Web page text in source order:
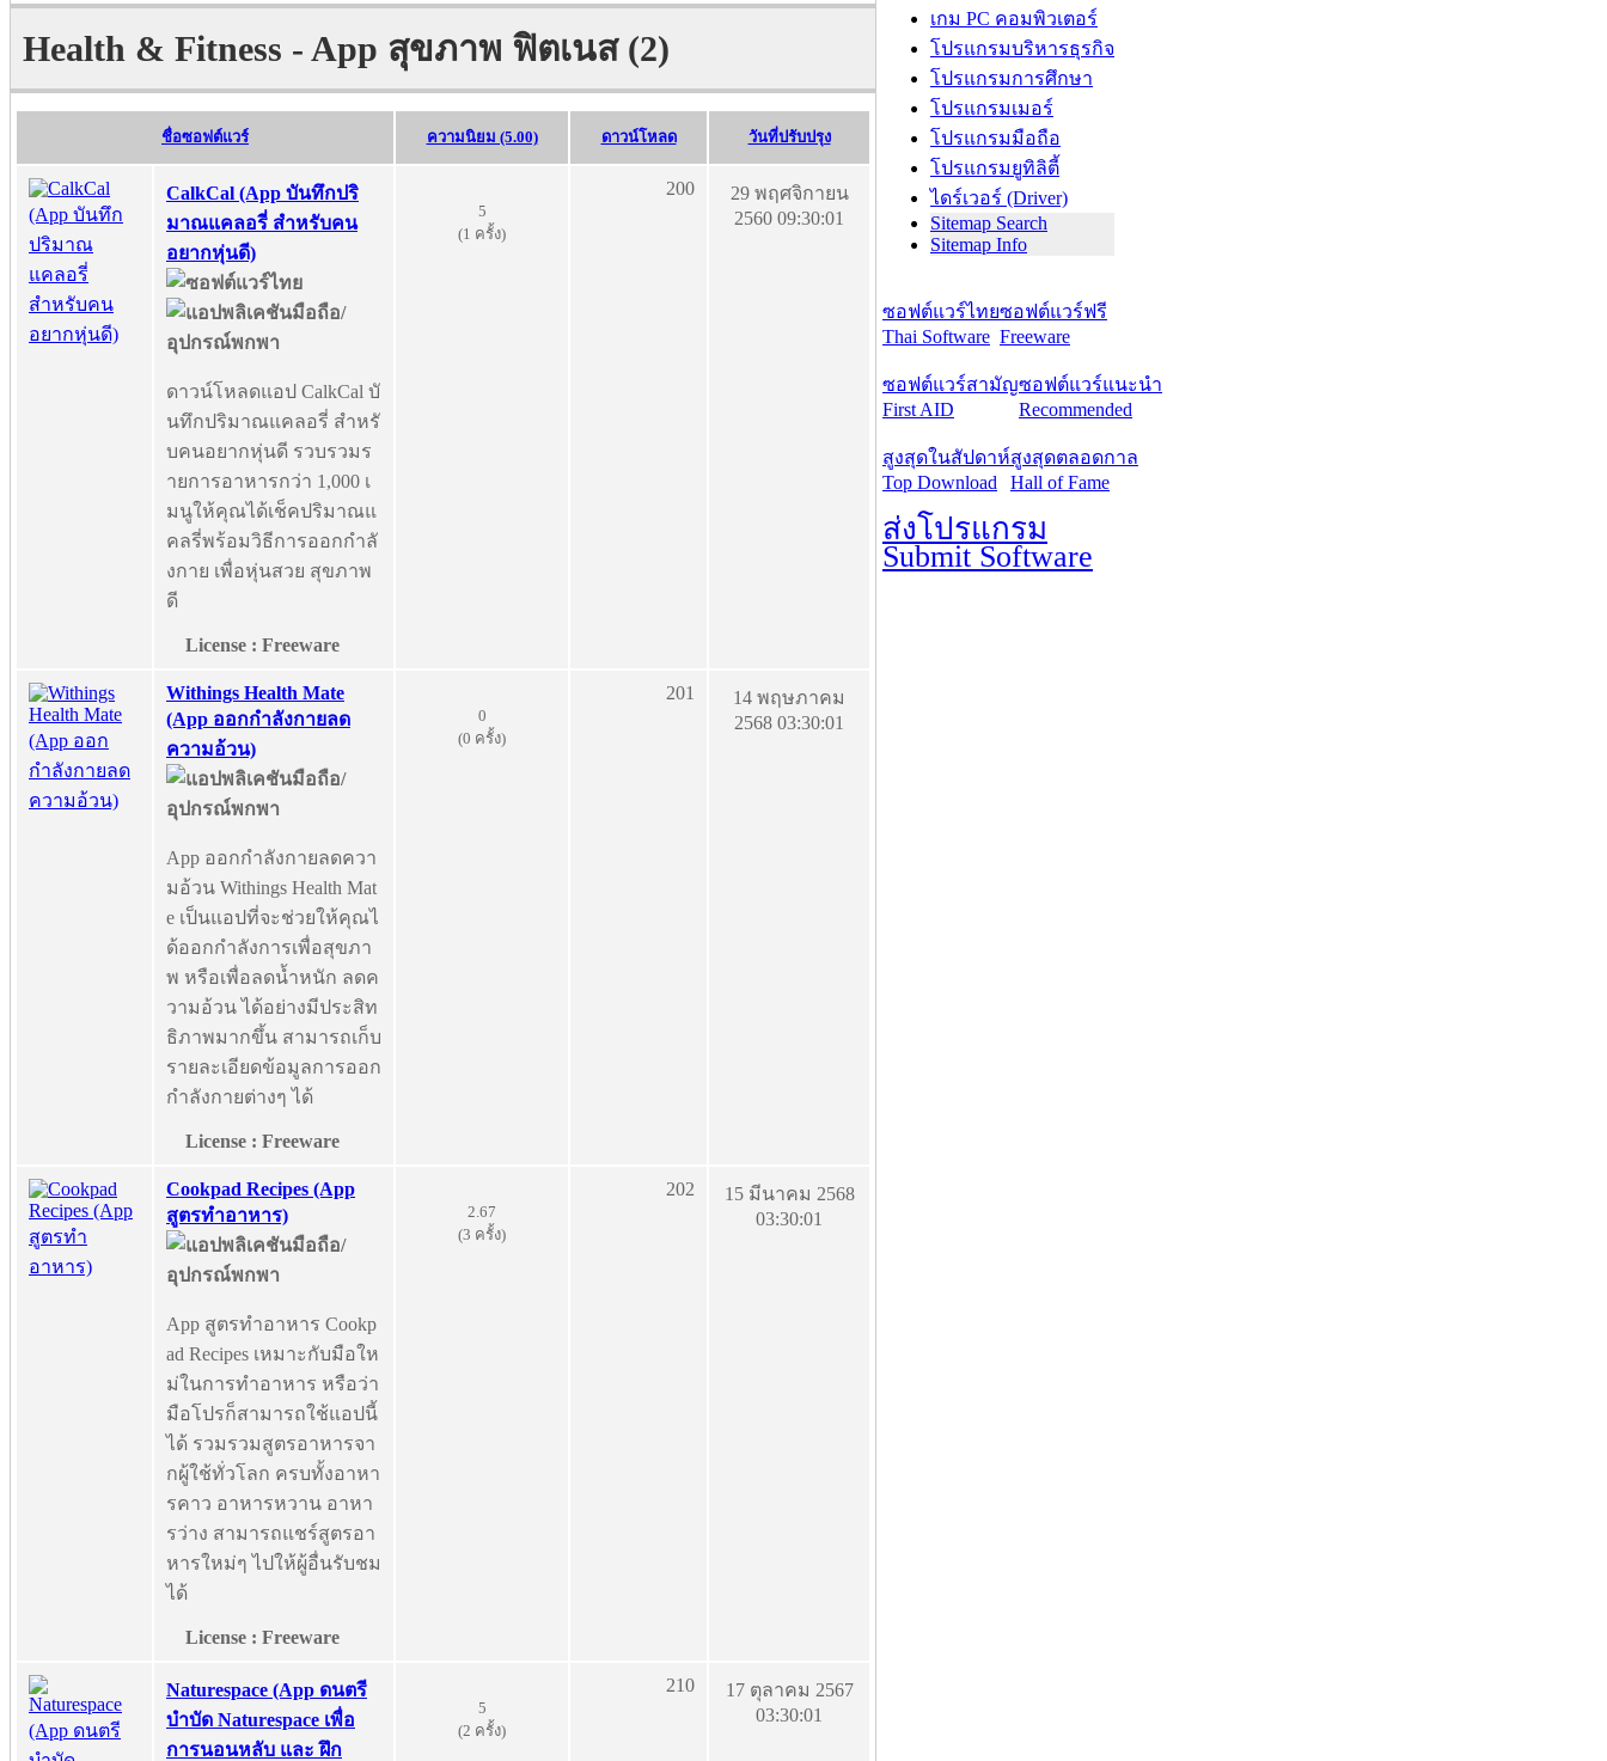
Health & Fitness - App สุขภาพ ฟิตเนส (2)
ชื่อซอฟต์แวร์ ความนิยม (5.00) ดาวน์โหลด วันที่ปรับปรุง
CalkCal (App บันทึกปริ
มาณแคลอรี่ สำหรับคน
อยากหุ่นดี)
ดาวน์โหลดแอป CalkCal บั
นทึกปริมาณแคลอรี่ สำหรั
บคนอยากหุ่นดี รวบรวมร
ายการอาหารกว่า 1,000 เ
มนูให้คุณได้เช็คปริมาณแ
คลรี่พร้อมวิธีการออกกำลั
งกาย เพื่อหุ่นสวย สุขภาพ
ดี
License : Freeware
5
(1 ครั้ง)
200
29 พฤศจิกายน
2560 09:30:01
Withings Health Mate
(App ออกกำลังกายลด
ความอ้วน)
App ออกกำลังกายลดควา
มอ้วน Withings Health Mat
e เป็นแอปที่จะช่วยให้คุณไ
ด้ออกกำลังการเพื่อสุขภา
พ หรือเพื่อลดน้ำหนัก ลดค
วามอ้วน ได้อย่างมีประสิท
ธิภาพมากขึ้น สามารถเก็บ
รายละเอียดข้อมูลการออก
กำลังกายต่างๆ ได้
License : Freeware
0
(0 ครั้ง)
201
14 พฤษภาคม
2568 03:30:01
Cookpad Recipes (App
สูตรทำอาหาร)
App สูตรทำอาหาร Cookp
ad Recipes เหมาะกับมือให
ม่ในการทำอาหาร หรือว่า
มือโปรก็สามารถใช้แอปนี้
ได้ รวมรวมสูตรอาหารจา
กผู้ใช้ทั่วโลก ครบทั้งอาหา
รคาว อาหารหวาน อาหา
รว่าง สามารถแชร์สูตรอา
หารใหม่ๆ ไปให้ผู้อื่นรับชม
ได้
License : Freeware
2.67
(3 ครั้ง)
202
15 มีนาคม 2568
03:30:01
Naturespace (App ดนตรี
บำบัด Naturespace เพื่อ
การนอนหลับ และ ฝึก
5
(2 ครั้ง)
210
17 ตุลาคม 2567
03:30:01
เกม PC คอมพิวเตอร์
โปรแกรมบริหารธุรกิจ
โปรแกรมการศึกษา
โปรแกรมเมอร์
โปรแกรมมือถือ
โปรแกรมยูทิลิตี้
ไดร์เวอร์ (Driver)
Sitemap Search
Sitemap Info
ซอฟต์แวร์ไทย
Thai Software
ซอฟต์แวร์ฟรี
Freeware
ซอฟต์แวร์สามัญ
First AID
ซอฟต์แวร์แนะนำ
Recommended
สูงสุดในสัปดาห์
Top Download
สูงสุดตลอดกาล
Hall of Fame
ส่งโปรแกรม
Submit Software